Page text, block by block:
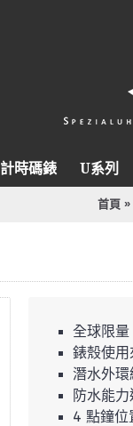
計時碼錶 U系列
首頁 »
全球限
錶殼使
潛水外
防水能
4 點鐘位